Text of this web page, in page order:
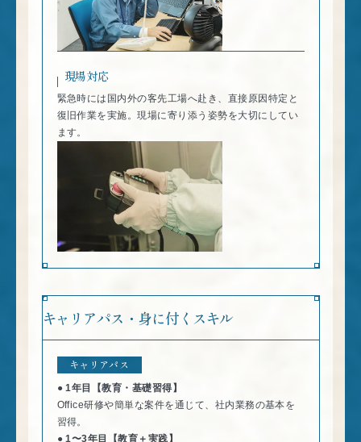
現場対応
緊急時には国内外の客先工場へ赴き、直接原因特定と
復旧作業を実施。現場に寄り添う姿勢を大切にしてい
ます。
キャリアパス・身に付くスキル
キャリアパス
1年目【教育・基礎習得】
Office研修や簡単な案件を通じて、社内業務の基本を
習得。
1〜3年目【教育＋実践】